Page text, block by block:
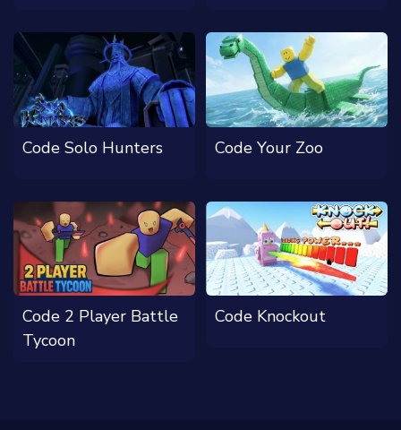
Code Solo Hunters Code Your Zoo
Code 2 Player Battle
Tycoon
Code Knockout